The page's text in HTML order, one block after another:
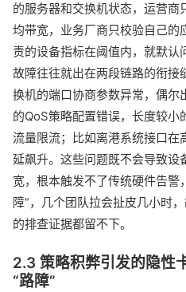
的服务器和交换机状态，运营
均带宽，业务厂商只校验自己的
责的设备指标在阈值内，就默认
故障往往就出在两段链路的衔接
换机的端口协商参数异常，偶尔
的QoS策略配置错误，长度较小
流量限流；比如离港系统接口在
延飙升。这些问题既不会导致设
宽，根本触发不了传统硬件告警
障”，几个团队拉会扯皮几小时
的排查证据都留不下。
2.3 策略积弊引发的隐性
“路障”